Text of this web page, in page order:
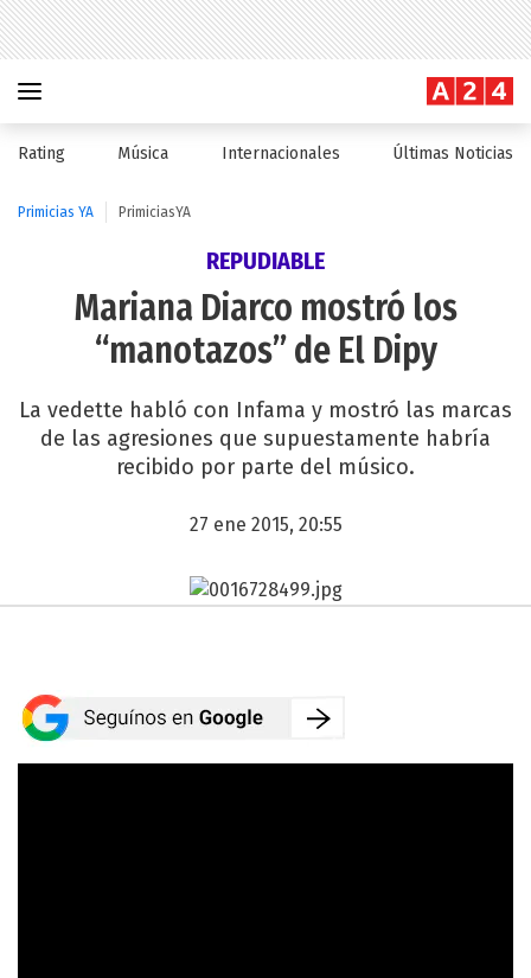
Rating Música Internacionales Últimas Noticias
Primicias YA PrimiciasYA
REPUDIABLE
Mariana Diarco mostró los
“manotazos” de El Dipy
La vedette habló con Infama y mostró las marcas
de las agresiones que supuestamente habría
recibido por parte del músico.
27 ene 2015, 20:55